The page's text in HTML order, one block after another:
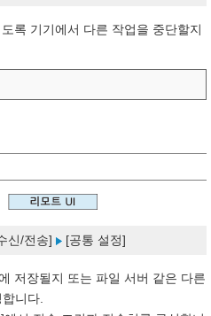
록 기기에서 다른 작업을 중단할지
신/전송] [공통 설정]
저장될지 또는 파일 서버 같은 다른
니다.